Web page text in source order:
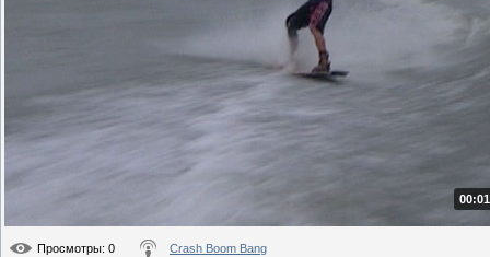
Просмотры: 0 Crash Boom Bang